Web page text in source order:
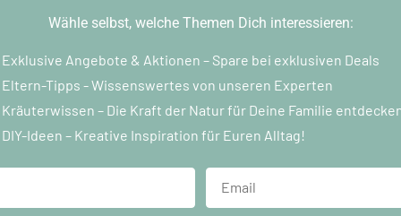
Wähle selbst, welche Themen Dich interessieren:
Exklusive Angebote & Aktionen – Spare bei exklusiven Deals
Eltern-Tipps - Wissenswertes von unseren Experten
Kräuterwissen – Die Kraft der Natur für Deine Familie
DIY-Ideen – Kreative Inspiration für Euren Alltag!